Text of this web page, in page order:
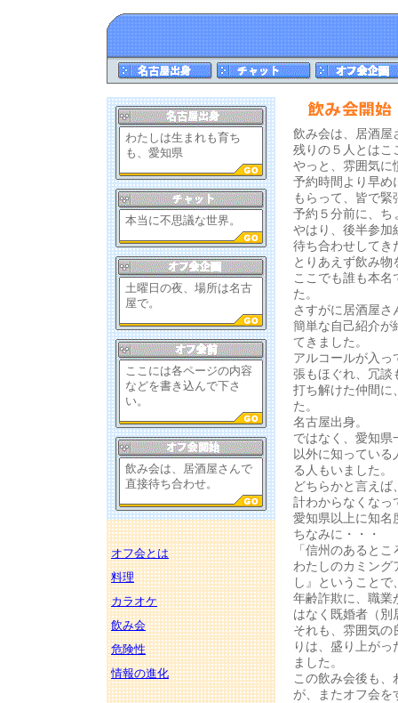
わたしは生まれも育ち
も、愛知県
本当に不思議な世界。
土曜日の夜、場所は名古
屋で。
ここには各ページの内容
などを書き込んで下さ
い。
飲み会は、居酒屋さんで
直接待ち合わせ。
オフ会とは
料理
カラオケ
飲み会
危険性
情報の進化
飲み会は、居酒屋
残りの５人とはこ
やっと、雰囲気に
予約時間より早め
もらって、皆で緊
予約５分前に、ち
やはり、後半参加
待ち合わせしてき
とりあえず飲み
ここでも誰も本
た。
さすがに居酒屋
簡単な自己紹介が
てきました。
アルコールが入っ
張もほぐれ、冗談
打ち解けた仲間に
た。
名古屋出身。
ではなく、愛知県
以外に知ってい
る人もいました。
どちらかと言え
計わからなくなっ
愛知県以上に知名
ちなみに・・・
「信州のあると
わたしのカミング
し』ということ
年齢詐欺に、職業
はなく既婚者（別
それも、雰囲気の
りは、盛り上が
ました。
この飲み会後も
が、またオフ会を